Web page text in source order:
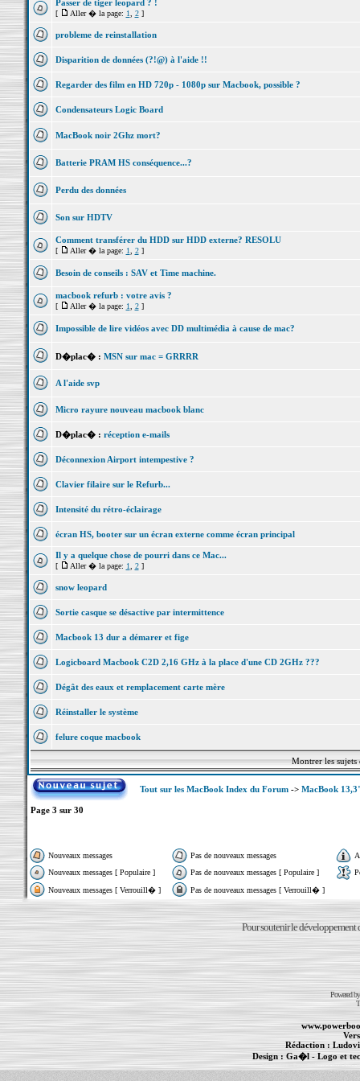
Passer de tiger leopard ? !
[ Aller � la page: 1 2]
probleme de reinstallation
Disparition de données (?!@) à l'aide !!
Regarder des film en HD 720p - 1080p sur Macbook, possible ?
Condensateurs Logic Board
MacBook noir 2Ghz mort?
Batterie PRAM HS conséquence...?
Perdu des données
Son sur HDTV
Comment transférer du HDD sur HDD externe? RESOLU
[ Aller � la page: 1 2]
Besoin de conseils : SAV et Time machine.
macbook refurb : votre avis ?
[ Aller � la page: 1 2]
Impossible de lire vidéos avec DD multimédia à cause de mac?
D�plac� : MSN sur mac = GRRRR
A l'aide svp
Micro rayure nouveau macbook blanc
D�plac� : réception e-mails
Déconnexion Airport intempestive ?
Clavier filaire sur le Refurb...
Intensité du rétro-éclairage
écran HS, booter sur un écran externe comme écran principal
Il y a quelque chose de pourri dans ce Mac...
[ Aller � la page: 1 2]
snow leopard
Sortie casque se désactive par intermittence
Macbook 13 dur a démarer et fige
Logicboard Macbook C2D 2,16 GHz à la place d'une CD 2GHz ???
Dégât des eaux et remplacement carte mère
Réinstaller le système
felure coque macbook
Montrer les
Tout sur les MacBook Index du Forum-> MacBook
Page 3 sur 30
Nouveaux messages Pas de nouveaux messages
Nouveaux messages [ Populaire ]
Pas de nouveaux messages [ Populaire ]
Nouveaux messages [ Verrouill� ]
Pas de nouveaux messages [ Verrouill� ]
Pour soutenir le développement
Powered
Rédaction :
Design : Ga�l- Logo et
MacBook Pro -